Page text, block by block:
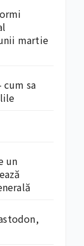
martie
sa
un